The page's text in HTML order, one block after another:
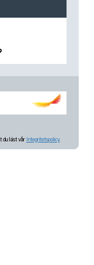
du läst vår Integritetspolicy.